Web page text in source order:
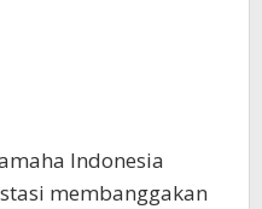
Indonesia
membanggakan